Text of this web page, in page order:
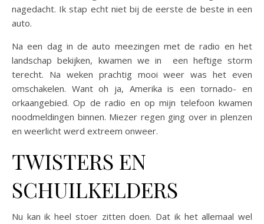
nagedacht. Ik stap echt niet bij de eerste de beste in een
auto.
Na een dag in de auto meezingen met de radio en het
landschap bekijken, kwamen we in een heftige storm
terecht. Na weken prachtig mooi weer was het even
omschakelen. Want oh ja, Amerika is een tornado- en
orkaangebied. Op de radio en op mijn telefoon kwamen
noodmeldingen binnen. Miezer regen ging over in plenzen
en weerlicht werd extreem onweer.
TWISTERS EN
SCHUILKELDERS
Nu kan ik heel stoer zitten doen. Dat ik het allemaal wel